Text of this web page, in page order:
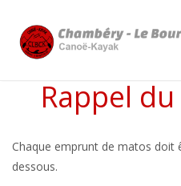
Rappel
Chaque emprunt de matos doit
dessous.